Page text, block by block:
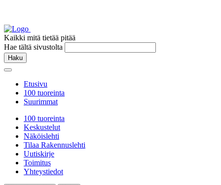
Kaikki mitä tietää pitää
Hae tältä sivustolta
Haku
Etusivu
100 tuoreinta
Suurimmat
100 tuoreinta
Keskustelut
Näköislehti
Tilaa Rakennuslehti
Uutiskirje
Toimitus
Yhteystiedot